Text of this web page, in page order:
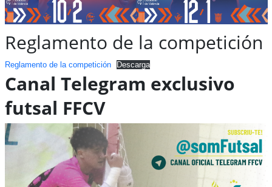
Reglamento de la competición
Reglamento de la competición Descarga
Canal Telegram exclusivo
futsal FFCV